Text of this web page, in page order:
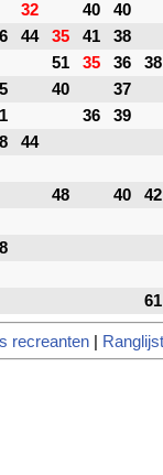
32 40 40
44 35 41 38
51 35 36 38
40 37
36 39
44
48 40 42
61
recreanten| Ranglijst